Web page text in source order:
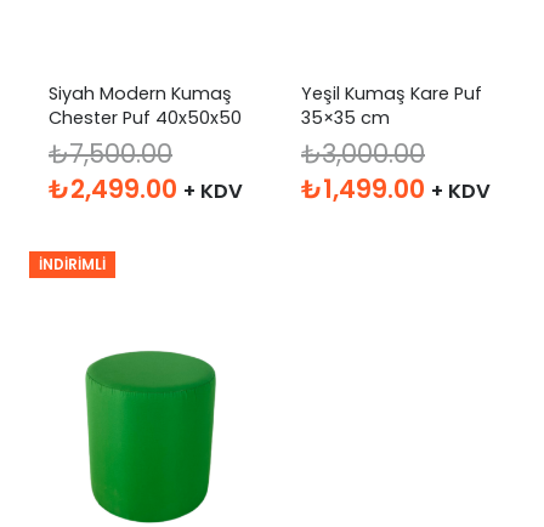
Siyah Modern Kumaş
Chester Puf 40x50x50
₺7,500.00
Orijinal
₺7,500.00.
₺2,499.00 Şu
+ KDV
Yeşil Kumaş Kare Puf
35×35 cm
₺3,000.00
Orijinal
₺1,499.00 Şu
+ KDV
İNDIRIMLI